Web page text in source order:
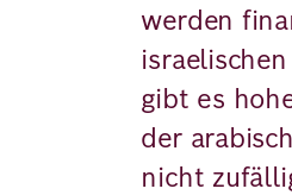
werden
gibt es
der
nicht